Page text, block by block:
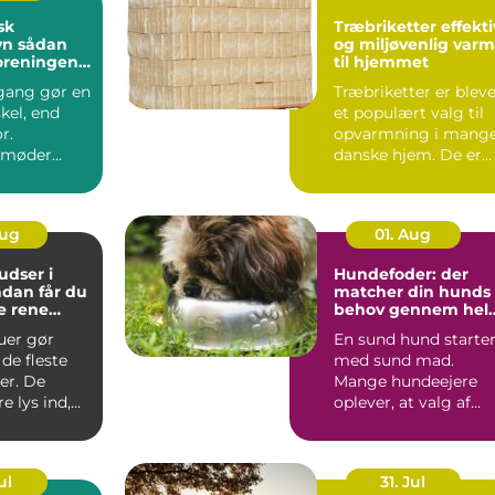
gør en
end
Træbriketter effektiv
og miljøvenlig
til hjemmet
Træbriketter er
et populært valg til
opvarmning i
danske hjem. De er
i
rene
gør
fleste
De
lys ind,
01. Aug
Hundefoder: der
matcher din hunds
behov gennem
En sund hund starter
med sund mad.
Mange hundeejere
oplever, at valg af
...
31. Jul